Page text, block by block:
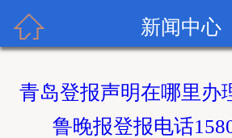
齐
 新闻中心
青岛登报声明在哪里办
鲁晚报登报电话